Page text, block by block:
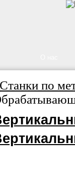
Станки по